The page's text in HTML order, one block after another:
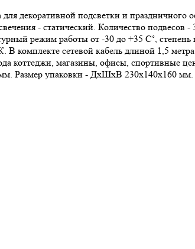
декоративной подсветки и
- статический. Количество подвесов
режим работы от -30 до +35 С˚,
комплекте сетевой кабель длиной 1,5
коттеджи, магазины, офисы, спортивные
Размер упаковки - ДхШхВ 230х140х160